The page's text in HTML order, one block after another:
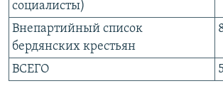
социалисты)
Внепартийный список
бердянских крестьян
ВСЕГО